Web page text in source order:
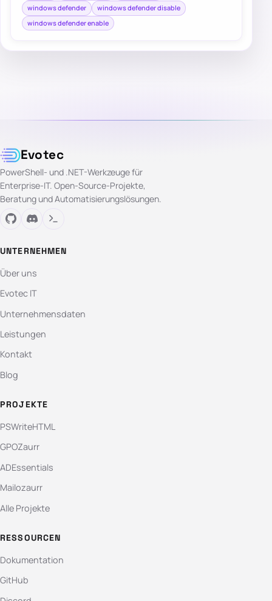
windows defender
windows defender disable
windows defender enable
Evotec
PowerShell- und .NET-Werkzeuge für
Enterprise-IT. Open-Source-Projekte,
Beratung und Automatisierungslösungen.
UNTERNEHMEN
Über uns
Evotec IT
Unternehmensdaten
Leistungen
Kontakt
Blog
PROJEKTE
PSWriteHTML
GPOZaurr
ADEssentials
Mailozaurr
Alle Projekte
RESSOURCEN
Dokumentation
GitHub